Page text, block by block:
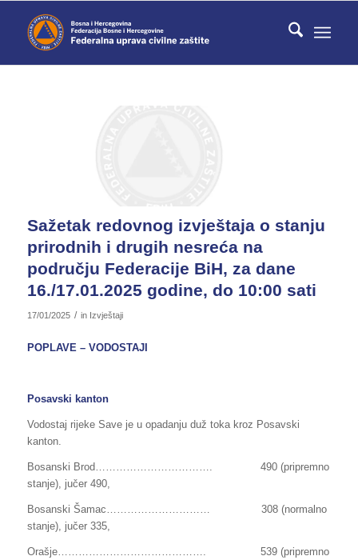
Sažetak redovnog izvještaja o stanju
prirodnih i drugih nesreća na
području Federacije BiH, za dane
16./17.01.2025 godine, do 10:00 sati
17/01/2025 / in Izvještaji
POPLAVE – VODOSTAJI
Posavski kanton
Vodostaj rijeke Save je u opadanju duž toka kroz Posavski
kanton.
Bosanski Brod……………………………. 490 (pripremno
stanje), jučer 490,
Bosanski Šamac………………………… 308 (normalno
stanje), jučer 335,
Orašje……………………………………. 539 (pripremno